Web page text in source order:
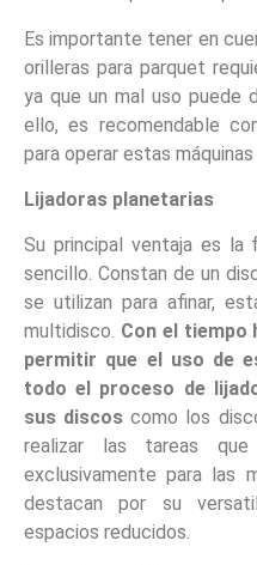
Es importante tener en
orilleras para parquet
ya que un mal uso puede
ello, es recomendable
para operar estas
Lijadoras planetarias
Su principal ventaja es la
sencillo. Constan de un
se utilizan para afinar,
multidisco. Con el tiempo
permitir que el uso de
todo el proceso de
sus discos como los
realizar las tareas que
exclusivamente para las
destacan por su
espacios reducidos.